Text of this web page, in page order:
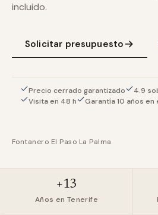
incluido.
Solicitar presupuesto
Precio cerrado garantizado
4.9
Visita en 48 h
Garantía 10 años
Fontanero El Paso La Palma
+13
Años en Tenerife